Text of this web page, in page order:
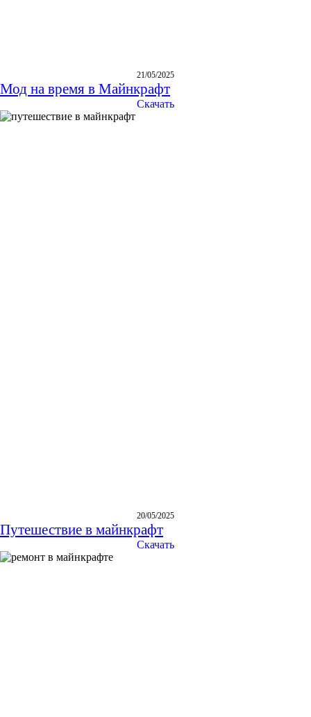
Мод на время в Майнкрафт
21/05/2025
Скачать
Путешествие в майнкрафт
20/05/2025
Скачать